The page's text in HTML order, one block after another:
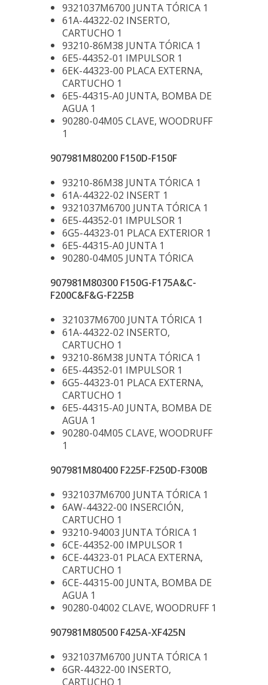
9321037M6700 JUNTA TÓRICA 1
61A-44322-02 INSERTO,
CARTUCHO 1
93210-86M38 JUNTA TÓRICA 1
6E5-44352-01 IMPULSOR 1
6EK-44323-00 PLACA EXTERNA,
CARTUCHO 1
6E5-44315-A0 JUNTA, BOMBA DE
AGUA 1
90280-04M05 CLAVE, WOODRUFF
1
907981M80200 F150D-F150F
93210-86M38 JUNTA TÓRICA 1
61A-44322-02 INSERT 1
9321037M6700 JUNTA TÓRICA 1
6E5-44352-01 IMPULSOR 1
6G5-44323-01 PLACA EXTERIOR 1
6E5-44315-A0 JUNTA 1
90280-04M05 JUNTA TÓRICA
907981M80300 F150G-F175A&C-
F200C&F&G-F225B
321037M6700 JUNTA TÓRICA 1
61A-44322-02 INSERTO,
CARTUCHO 1
93210-86M38 JUNTA TÓRICA 1
6E5-44352-01 IMPULSOR 1
6G5-44323-01 PLACA EXTERNA,
CARTUCHO 1
6E5-44315-A0 JUNTA, BOMBA DE
AGUA 1
90280-04M05 CLAVE, WOODRUFF
1
907981M80400 F225F-F250D-F300B
9321037M6700 JUNTA TÓRICA 1
6AW-44322-00 INSERCIÓN,
CARTUCHO 1
93210-94003 JUNTA TÓRICA 1
6CE-44352-00 IMPULSOR 1
6CE-44323-01 PLACA EXTERNA,
CARTUCHO 1
6CE-44315-00 JUNTA, BOMBA DE
AGUA 1
90280-04002 CLAVE, WOODRUFF 1
907981M80500 F425A-XF425N
9321037M6700 JUNTA TÓRICA 1
6GR-44322-00 INSERTO,
CARTUCHO 1